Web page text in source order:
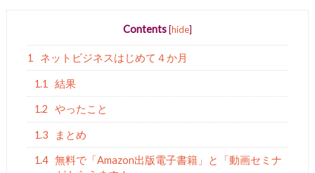
Contents [hide]
1 ネットビジネスはじめて４か月
1.1 結果
1.2 やったこと
1.3 まとめ
1.4 無料で「Amazon出版電子書籍」と「動画セミナ